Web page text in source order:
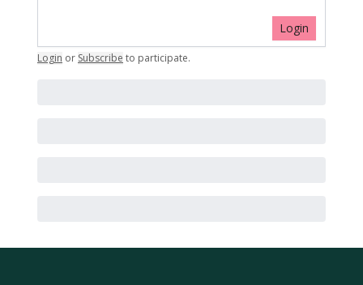
Login
Login or Subscribe to participate.